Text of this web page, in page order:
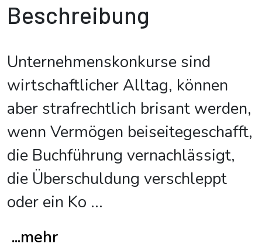
Beschreibung
Unternehmenskonkurse sind
wirtschaftlicher Alltag, können
aber strafrechtlich brisant werden,
wenn Vermögen beiseitegeschafft,
die Buchführung vernachlässigt,
die Überschuldung verschleppt
oder ein Ko ...
...mehr